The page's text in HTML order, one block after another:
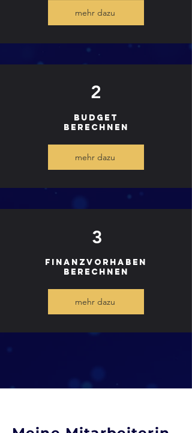
mehr dazu
2
Budget
Berechnen
mehr dazu
3
Finanzvorhaben
berechnen
mehr dazu